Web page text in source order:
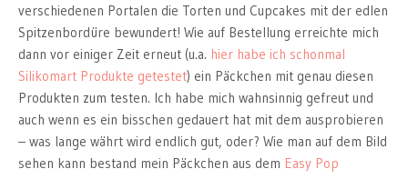
verschiedenen Portalen die Torten und Cupcakes mit der edlen
Spitzenbordüre bewundert! Wie auf Bestellung erreichte mich
dann vor einiger Zeit erneut (u.a. hier habe ich schonmal
Silikomart Produkte getestet) ein Päckchen mit genau diesen
Produkten zum testen. Ich habe mich wahnsinnig gefreut und
auch wenn es ein bisschen gedauert hat mit dem ausprobieren
– was lange währt wird endlich gut, oder? Wie man auf dem Bild
sehen kann bestand mein Päckchen aus dem Easy Pop